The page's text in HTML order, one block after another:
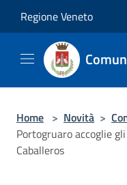
Regione Veneto
Home > Novità >
Portogruaro accoglie
Caballeros